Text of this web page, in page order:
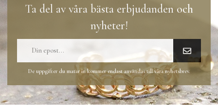
Ta del av våra bästa erbjudanden och
nyheter!
De uppgifter du matar in kommer endast användas till våra nyhetsbrev.